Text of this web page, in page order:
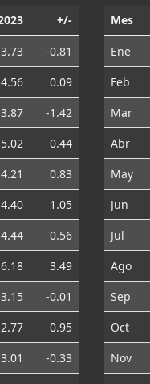
+/-
3.73
-0.81
4.56
0.09
3.87
-1.42
5.02
0.44
4.21
0.83
4.40
1.05
4.44
0.56
6.18
3.49
3.15
-0.01
2.77
0.95
3.01
-0.33
Mes
Ene
Feb
Mar
Abr
May
Jun
Jul
Ago
Sep
Oct
Nov